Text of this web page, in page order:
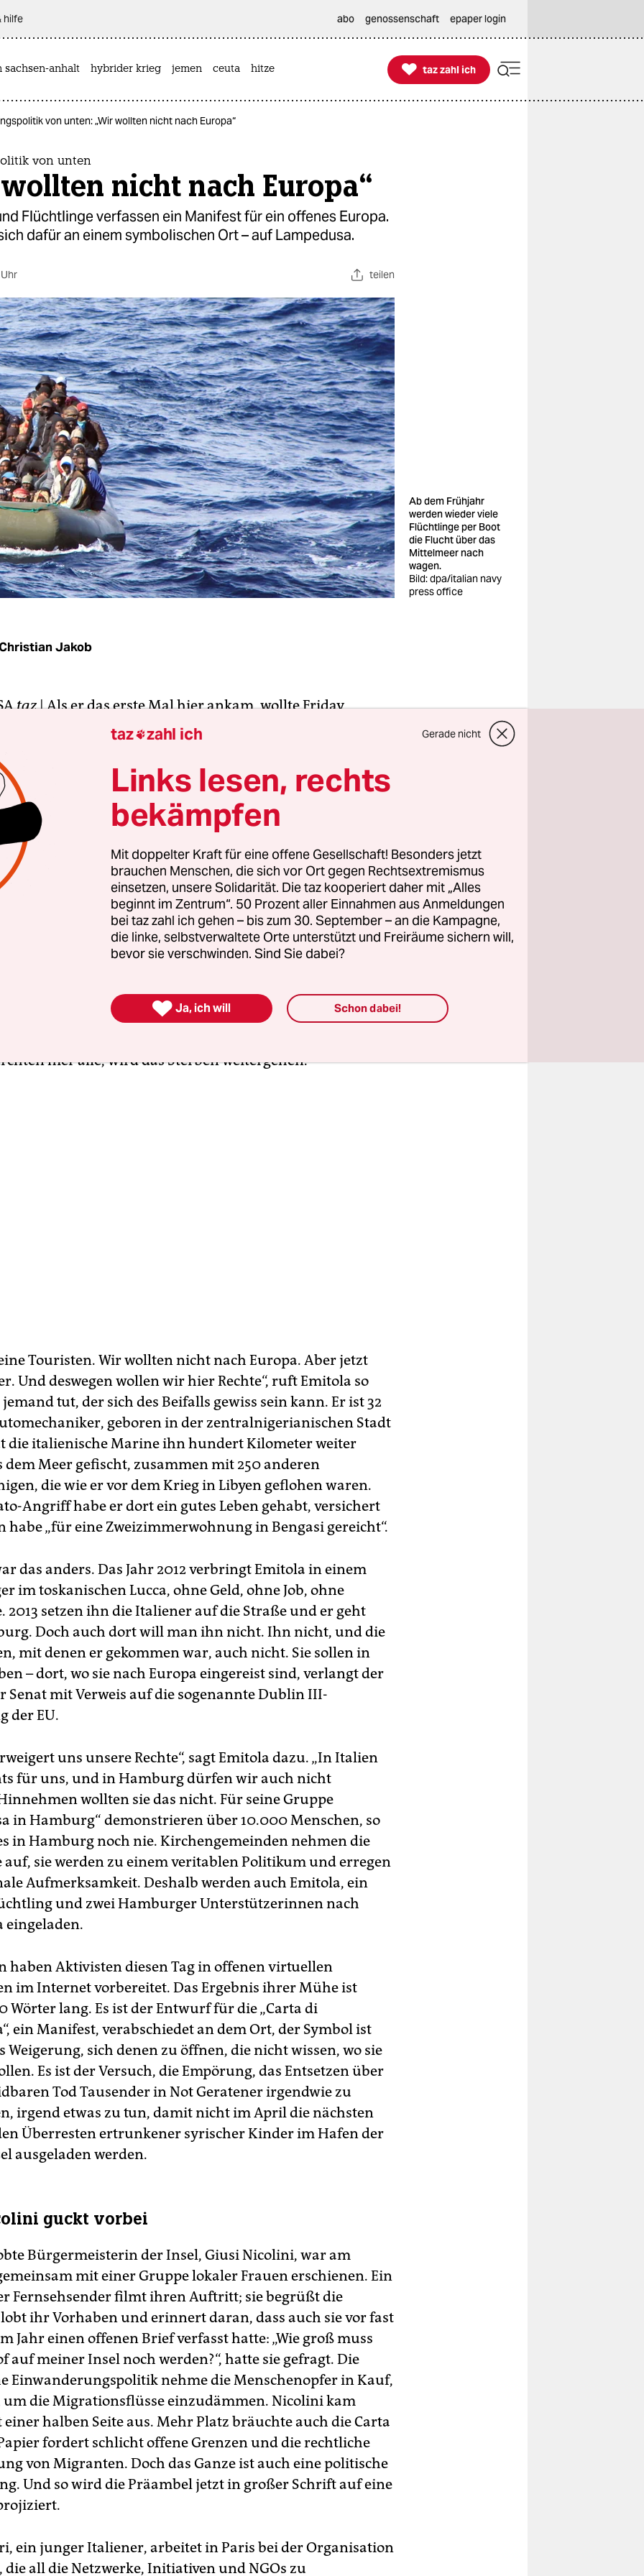
hilfe abo genossenschaft epaper login
sachsen-anhalt hybrider krieg jemen ceuta hitze 
taz zahl ich
taz zahl ich
von unten: „Wir wollten nicht nach Europa“
von unten
nicht nach Europa“
Flüchtlinge verfassen ein Manifest für ein offenes Europa.
dafür an einem symbolischen Ort – auf Lampedusa.
teilen
Ab dem Frühjahr
werden wieder viele
Flüchtlinge per Boot
die Flucht über das
Mittelmeer nach
wagen.
Bild: dpa/italian navy
press office
Jakob
taz| Als er das erste Mal hier ankam, wollte Friday
eine Arbeit, eine Zukunft, ein neues Leben. Exakt 900
her. Nichts davon hat er bekommen. Deswegen ist er heute
Er steht im Konferenzraum des nagelneuen Flughafens von
es ist der größte Saal, den es auf der winzigen
gibt, und er nimmt das Mikrofon. „Keiner meiner
erfüllt“, sagt Emitola. „Meine Jahre in Europa waren
und Jahre der Gewalt.“
ist brechend voll. Etwa 150 Menschen aus ganz Europa und
gekommen. Wenn sie aus dem Fenster sehen, ist da am
die Isola dei Conigli, die Kanincheninsel, vor der
368 Flüchtlinge aus Somalia und Eritrea ertranken. Jetzt
Fähren aus Sizilien oft nicht auslaufen können.
Wochen wird das noch so bleiben. Im Frühjahr aber
hier alle, wird das Sterben weitergehen.
Touristen. Wir wollten nicht nach Europa. Aber jetzt
Und deswegen wollen wir hier Rechte“, ruft Emitola so
tut, der sich des Beifalls gewiss sein kann. Er ist 32
geboren in der zentralnigerianischen Stadt
die italienische Marine ihn hundert Kilometer weiter
dem Meer gefischt, zusammen mit 250 anderen
die wie er vor dem Krieg in Libyen geflohen waren.
Angriff habe er dort ein gutes Leben gehabt, versichert
habe „für eine Zweizimmerwohnung in Bengasi gereicht“.
das anders. Das Jahr 2012 verbringt Emitola in einem
im toskanischen Lucca, ohne Geld, ohne Job, ohne
2013 setzen ihn die Italiener auf die Straße und er geht
Doch auch dort will man ihn nicht. Ihn nicht, und die
mit denen er gekommen war, auch nicht. Sie sollen in
– dort, wo sie nach Europa eingereist sind, verlangt der
Senat mit Verweis auf die sogenannte Dublin III-
der EU.
uns unsere Rechte“, sagt Emitola dazu. „In Italien
für uns, und in Hamburg dürfen wir auch nicht
wollten sie das nicht. Für seine Gruppe
in Hamburg“ demonstrieren über 10.000 Menschen, so
in Hamburg noch nie. Kirchengemeinden nehmen die
sie werden zu einem veritablen Politikum und erregen
Aufmerksamkeit. Deshalb werden auch Emitola, ein
und zwei Hamburger Unterstützerinnen nach
eingeladen.
haben Aktivisten diesen Tag in offenen virtuellen
im Internet vorbereitet. Das Ergebnis ihrer Mühe ist
Wörter lang. Es ist der Entwurf für die „Carta di
ein Manifest, verabschiedet an dem Ort, der Symbol ist
Weigerung, sich denen zu öffnen, die nicht wissen, wo sie
Es ist der Versuch, die Empörung, das Entsetzen über
Tod Tausender in Not Geratener irgendwie zu
irgend etwas zu tun, damit nicht im April die nächsten
Überresten ertrunkener syrischer Kinder im Hafen der
ausgeladen werden.
guckt vorbei
Bürgermeisterin der Insel, Giusi Nicolini, war am
mit einer Gruppe lokaler Frauen erschienen. Ein
Fernsehsender filmt ihren Auftritt; sie begrüßt die
ihr Vorhaben und erinnert daran, dass auch sie vor fast
Jahr einen offenen Brief verfasst hatte: „Wie groß muss
auf meiner Insel noch werden?“, hatte sie gefragt. Die
Einwanderungspolitik nehme die Menschenopfer in Kauf,
um die Migrationsflüsse einzudämmen. Nicolini kam
halben Seite aus. Mehr Platz bräuchte auch die Carta
fordert schlicht offene Grenzen und die rechtliche
von Migranten. Doch das Ganze ist auch eine politische
Und so wird die Präambel jetzt in großer Schrift auf eine
ein junger Italiener, arbeitet in Paris bei der Organisation
all die Netzwerke, Initiativen und NGOs zu
taz zahl ich Gerade nicht
Links lesen, rechts
bekämpfen
Mit doppelter Kraft für eine offene Gesellschaft! Besonders jetzt
brauchen Menschen, die sich vor Ort gegen Rechtsextremismus
einsetzen, unsere Solidarität. Die taz kooperiert daher mit „Alles
beginnt im Zentrum“. 50 Prozent aller Einnahmen aus Anmeldungen
bei taz zahl ich gehen – bis zum 30. September – an die Kampagne,
die linke, selbstverwaltete Orte unterstützt und Freiräume sichern will,
bevor sie verschwinden. Sind Sie dabei?
 Ja, ich will Schon dabei!